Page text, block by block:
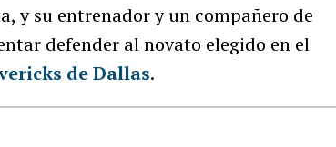
y su entrenador y un compañero de
defender al novato elegido en el
de Dallas.